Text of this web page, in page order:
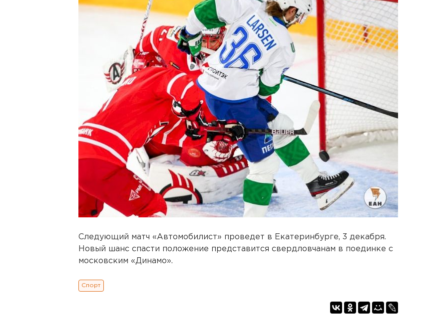
Следующий матч «Автомобилист» проведет в Екатеринбурге, 3 декабря.
Новый шанс спасти положение представится свердловчанам в поединке с
московским «Динамо».
Спорт